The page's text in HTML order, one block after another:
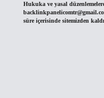
Hukuka ve yasal
süre içerisinde sitemizden